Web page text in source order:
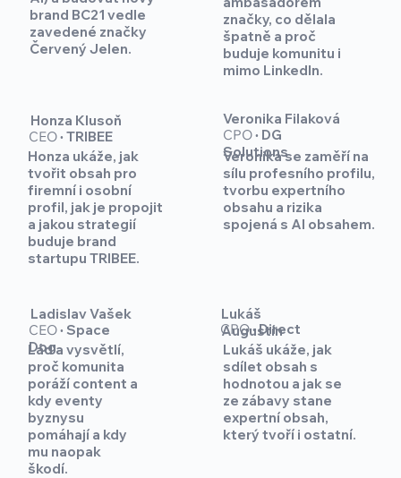
brand BC21 vedle
zavedené značky
Červený Jelen.
značky, co dělala
špatně a proč
buduje komunitu i
mimo LinkedIn.
Honza Klusoň
CEO· TRIBEE
Honza ukáže, jak
tvořit obsah pro
firemní i osobní
profil, jak je propojit
a jakou strategií
buduje brand
startupu TRIBEE.
Veronika Filaková
CPO· DG
Solutions
Veronika se zaměří na
sílu profesního profilu,
tvorbu expertního
obsahu a rizika
spojená s AI obsahem.
Ladislav Vašek
CEO· Space
Dog
Láďa vysvětlí,
proč komunita
poráží content a
kdy eventy
byznysu
pomáhají a kdy
mu naopak
škodí.
Lukáš
Augustín
CPO·Direct
Lukáš ukáže, jak
sdílet obsah s
hodnotou a jak se
ze zábavy stane
expertní obsah,
který tvoří i ostatní.